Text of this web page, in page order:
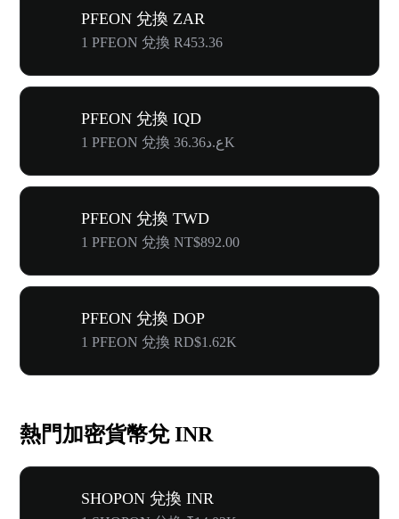
PFEON 兌換 ZAR
1 PFEON 兌換 R453.36
PFEON 兌換 IQD
1 PFEON 兌換 ع.د36.36K
PFEON 兌換 TWD
1 PFEON 兌換 NT$892.00
PFEON 兌換 DOP
1 PFEON 兌換 RD$1.62K
熱門加密貨幣兌 INR
SHOPON 兌換 INR